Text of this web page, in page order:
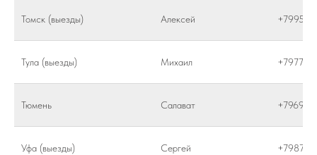
Томск (выезды) Алексей
Тула (выезды) Михаил
Тюмень Салават
Уфа (выезды) Сергей